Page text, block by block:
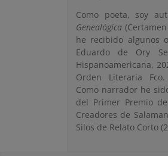
Como poeta, soy
Genealógica
he recibido algunos
Eduardo de Ory
Hispanoamericana,
Orden Literaria
Como narrador he
del Primer Premio
Creadores de
Silos de Relato Corto